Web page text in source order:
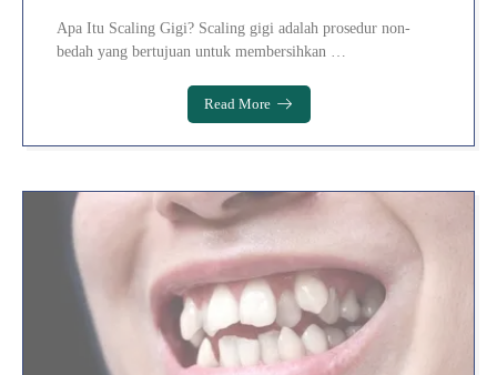
Apa Itu Scaling Gigi? Scaling gigi adalah prosedur non-
bedah yang bertujuan untuk membersihkan …
Read More